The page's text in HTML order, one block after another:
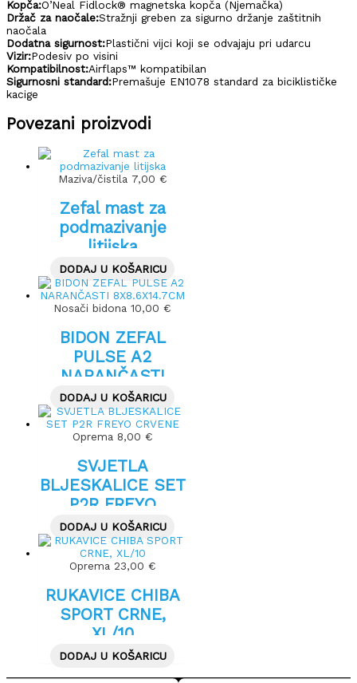
Kopča:O’Neal Fidlock® magnetska kopča (Njemačka)
Držač za naočale:Stražnji greben za sigurno držanje zaštitnih
naočala
Dodatna sigurnost:Plastični vijci koji se odvajaju pri udarcu
Vizir:Podesiv po visini
Kompatibilnost:Airflaps™ kompatibilan
Sigurnosni standard:Premašuje EN1078 standard za biciklističke
kacige
Povezani proizvodi
Maziva/čistila 7,00 €
Zefal mast za
podmazivanje
litijska
DODAJ U KOŠARICU
Nosači bidona 10,00 €
BIDON ZEFAL
PULSE A2
NARANČASTI
8X8.6X14.7CM
DODAJ U KOŠARICU
Oprema 8,00 €
SVJETLA
BLJESKALICE SET
P2R FREYO
CRVENE
DODAJ U KOŠARICU
Oprema 23,00 €
RUKAVICE CHIBA
SPORT CRNE,
XL/10
DODAJ U KOŠARICU